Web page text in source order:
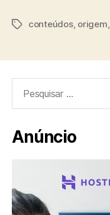
Tagsconteúdos, origem
por:
Anúncio